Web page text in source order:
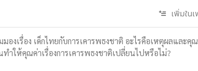
เพิ่มใน
องเรื่อง เด็กไทยกับการเคารพธงชาติ อะไรคือเหตุผลและคุ
ำให้คุณค่าเรื่องการเคารพธงชาติเปลี่ยนไปหรือไม่?